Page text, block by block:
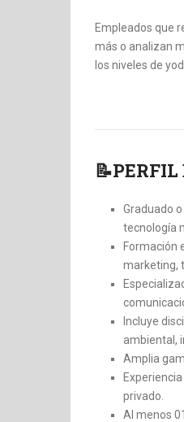
Empleados que
más o analizan
los niveles de
📝PERFIL
Graduado
tecnología
Formación
marketing,
Incluye
ambiental,
Amplia
privado.
Al menos